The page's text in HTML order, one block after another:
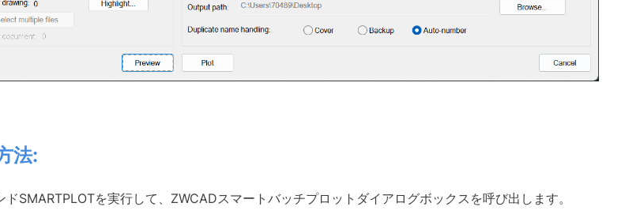
法:
ドSMARTPLOTを実行して、ZWCADスマートバッチプロットダイアログボックスを呼び出します。